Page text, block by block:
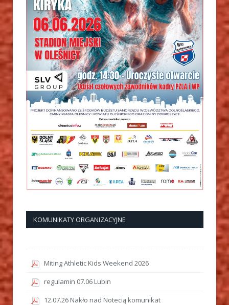
KOMUNIKATY ORGANIZACYJNE
Miting Athletic Kids Weekend 2026
regulamin 07.06 Lubin
12.07.26 Nakło nad Notecią komunikat